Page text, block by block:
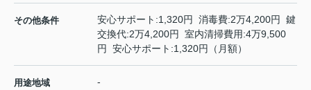
その他条件
安心サポート:1,320円 消毒費:2万4,200円 鍵
交換代:2万4,200円 室内清掃費用:4万9,500
円 安心サポート:1,320円（月額）
用途地域 -